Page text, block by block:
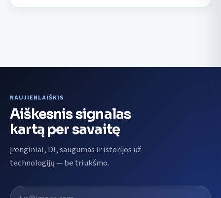
NAUJIENLAIŠKIS
Aiškesnis signalas
kartą per savaitę
Įrenginiai, DI, saugumas ir istorijos už
technologijų — be triukšmo.
El. pašto adresas